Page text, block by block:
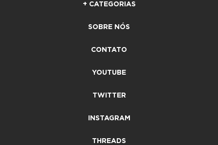
+ CATEGORIAS
SOBRE NÓS
CONTATO
YOUTUBE
TWITTER
INSTAGRAM
THREADS